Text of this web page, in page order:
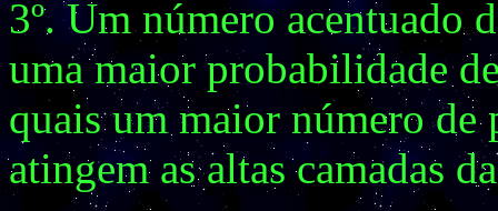
3º. Um número acentuado
uma maior probabilidade
quais um maior número
atingem as altas camadas